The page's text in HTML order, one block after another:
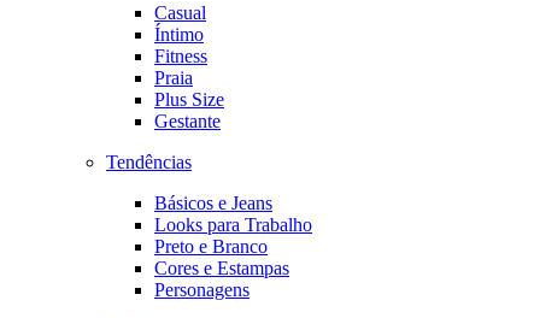
Casual
Íntimo
Fitness
Praia
Plus Size
Gestante
Tendências
Básicos e Jeans
Looks para Trabalho
Preto e Branco
Cores e Estampas
Personagens